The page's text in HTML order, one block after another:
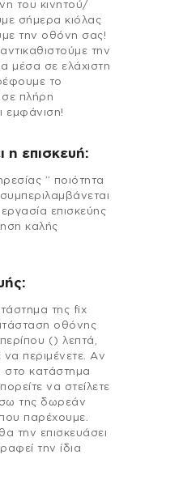
του κινητού/
σήμερα κιόλας
την οθόνη σας!
την
μέσα σε ελάχιστη
το
πλήρη
εμφάνιση!
η επισκευή:
” ποιότητα
επισκεύης
καλής
της fix
οθόνης
() λεπτά,
να περιμένετε. Αν
στο κατάστημα
να στείλετε
της δωρεάν
παρέχουμε.
την επισκευάσει
την ίδια